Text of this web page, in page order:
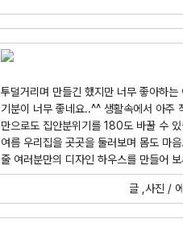
투덜거리며 만들긴 했지만 너무 좋아하는
기분이 너무 좋네요..^^ 생활속에서 아주
만으로도 집안분위기를 180도 바꿀 수
여름 우리집을 곳곳을 둘러보며 몸도 마
줄 여러분만의 디자인 하우스를 만들어
글 ,사진 /